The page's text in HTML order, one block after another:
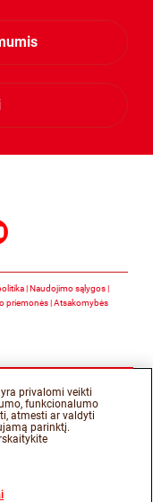
Naudojimo sąlygos
priemonės Atsakomybės
privalomi veikti
funkcionalumo
atmesti ar valdyti
parinktį.